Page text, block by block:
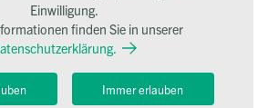
Einwilligung.
finden Sie in unserer
Immer erlauben